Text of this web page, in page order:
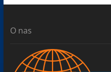
O nas